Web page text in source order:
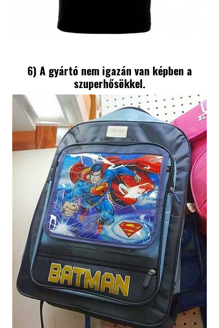
6) A gyártó nem igazán van képben a
szuperhősökkel.